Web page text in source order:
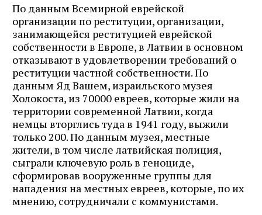
По данным Всемирной еврейской
организации по реституции, организации,
занимающейся реституцией еврейской
собственности в Европе, в Латвии в основном
отказывают в удовлетворении требований о
реституции частной собственности. По
данным Яд Вашем, израильского музея
Холокоста, из 70000 евреев, которые жили на
территории современной Латвии, когда
немцы вторглись туда в 1941 году, выжили
только 200. По данным музея, местные
жители, в том числе латвийская полиция,
сыграли ключевую роль в геноциде,
сформировав вооруженные группы для
нападения на местных евреев, которые, по их
мнению, сотрудничали с коммунистами.